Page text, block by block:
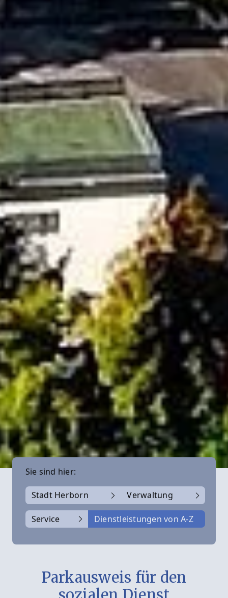
Sie sind hier:
Stadt Herborn Verwaltung
Service Dienstleistungen von A-Z
Parkausweis für den